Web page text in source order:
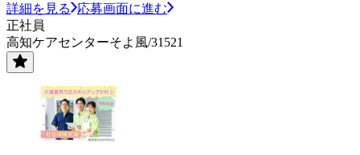
詳細を見る
応募画面に進む
正社員
高知ケアセンターそよ風/31521